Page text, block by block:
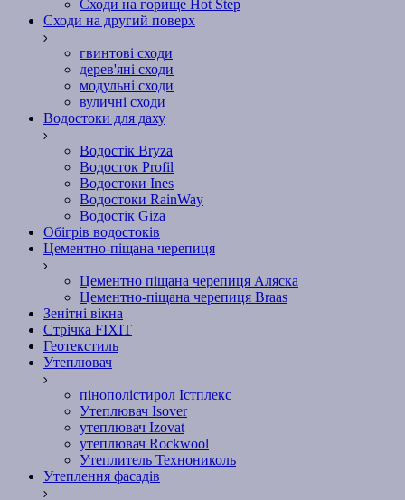
Сходи на горище Hot Step
Сходи на другий поверх
гвинтові сходи
дерев'яні сходи
модульні сходи
вуличні сходи
Водостоки для даху
Водостік Bryza
Водосток Profil
Водостоки Ines
Водостоки RainWay
Водостік Giza
Обігрів водостоків
Цементно-піщана черепиця
Цементно піщана черепиця Аляска
Цементно-піщана черепиця Braas
Зенітні вікна
Стрічка FIXIT
Геотекстиль
Утеплювач
пінополістирол Істплекс
Утеплювач Isover
утеплювач Izovat
утеплювач Rockwool
Утеплитель Технониколь
Утеплення фасадів